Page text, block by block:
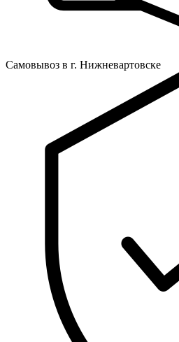
Самовывоз в г. Нижневартовске